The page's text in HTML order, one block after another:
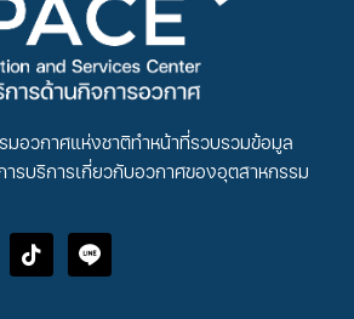
มอวกาศแห่งชาติทำหน้าที่รวบรวมข้อมูล
ารบริการเกี่ยวกับอวกาศของอุตสาหกรรม